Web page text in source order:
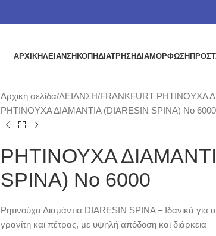
ΑΡΧΙΚΗΛΕΙΑΝΣΗ ΚΟΠΗΔΙΑΤΡΗΣΗΔΙΑΜΟΡΦΩΣΗ
Αρχική σελίδα ΛΕΙΑΝΣΗ FRANKFURT ΡΗΤΙΝΟΥΧΑ
ΡΗΤΙΝΟΥΧΑ ΔΙΑΜΑΝΤΙΑ (DIARESIN SPINA) No 6000
ΡΗΤΙΝΟΥΧΑ
SPINA) No 6000
Ρητινούχα Διαμάντια DIARESIN SPINA – Ιδανικά για
γρανίτη και πέτρας, με υψηλή απόδοση και διάρκεια